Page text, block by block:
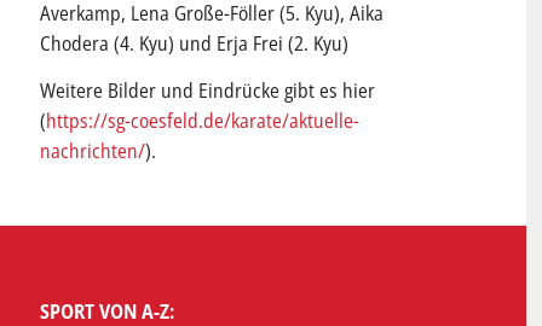
Averkamp, Lena Große-Föller (5. Kyu), Aika
Chodera (4. Kyu) und Erja Frei (2. Kyu)
Weitere Bilder und Eindrücke gibt es hier
(https://sg-coesfeld.de/karate/aktuelle-
nachrichten/).
SPORT VON A-Z: